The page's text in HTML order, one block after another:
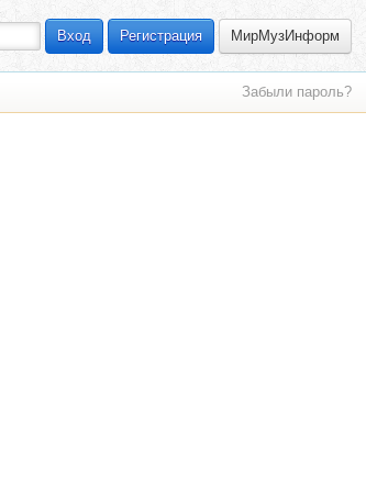
Вход Регистрация МирМузИнформ
Забыли пароль?